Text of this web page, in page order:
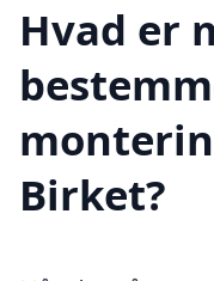
Hvad er
Birket?